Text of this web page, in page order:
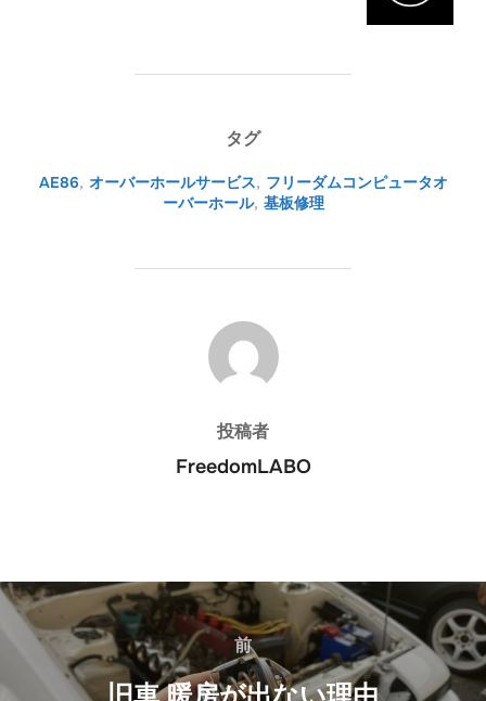
タグ
AE86, オーバーホールサービス, フリーダムコンピュータオ
ーバーホール, 基板修理
投稿者
投稿者
FreedomLABO
投
前
前